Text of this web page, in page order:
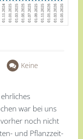
Keine
war bei uns
noch nicht
und Pflanzzeit-